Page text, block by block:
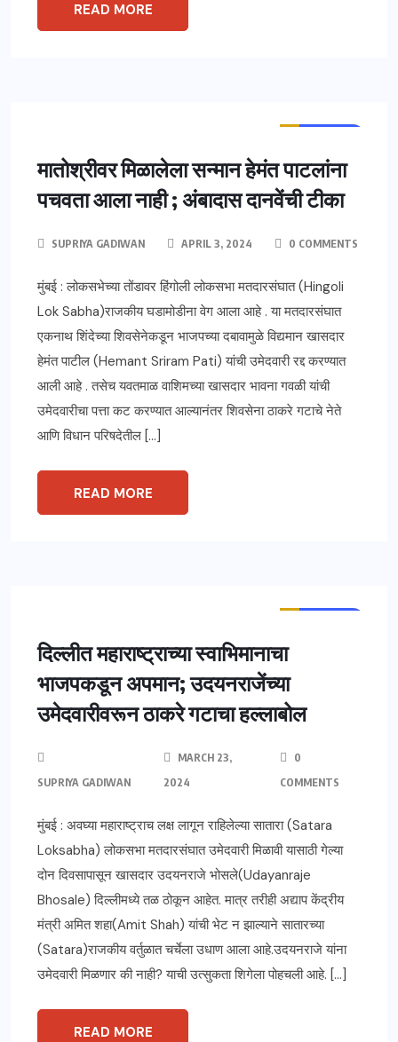
READ MORE
मातोश्रीवर मिळालेला सन्मान हेमंत पाटलांना
पचवता आला नाही ; अंबादास दानवेंची टीका
SUPRIYA GADIWAN APRIL 3, 2024 0 COMMENTS
मुंबई : लोकसभेच्या तोंडावर हिंगोली लोकसभा मतदारसंघात (Hingoli
Lok Sabha)राजकीय घडामोडीना वेग आला आहे . या मतदारसंघात
एकनाथ शिंदेच्या शिवसेनेकडून भाजपच्या दबावामुळे विद्यमान खासदार
हेमंत पाटील (Hemant Sriram Pati) यांची उमेदवारी रद्द करण्यात
आली आहे . तसेच यवतमाळ वाशिमच्या खासदार भावना गवळी यांची
उमेदवारीचा पत्ता कट करण्यात आल्यानंतर शिवसेना ठाकरे गटाचे नेते
आणि विधान परिषदेतील […]
READ MORE
दिल्लीत महाराष्ट्राच्या स्वाभिमानाचा
भाजपकडून अपमान; उदयनराजेंच्या
उमेदवारीवरून ठाकरे गटाचा हल्लाबोल
SUPRIYA GADIWAN
MARCH 23,
2024
0
COMMENTS
मुंबई : अवघ्या महाराष्ट्राच लक्ष लागून राहिलेल्या सातारा (Satara
Loksabha) लोकसभा मतदारसंघात उमेदवारी मिळावी यासाठी गेल्या
दोन दिवसापासून खासदार उदयनराजे भोसले(Udayanraje
Bhosale) दिल्लीमध्ये तळ ठोकून आहेत. मात्र तरीही अद्याप केंद्रीय
मंत्री अमित शहा(Amit Shah) यांची भेट न झाल्याने सातारच्या
(Satara)राजकीय वर्तुळात चर्चेला उधाण आला आहे.उदयनराजे यांना
उमेदवारी मिळणार की नाही? याची उत्सुकता शिगेला पोहचली आहे. […]
READ MORE